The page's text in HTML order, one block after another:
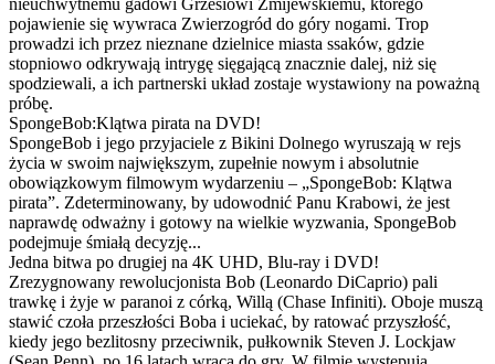
nieuchwytnemu gadowi Grzesiowi Żmijewskiemu, którego
pojawienie się wywraca Zwierzogród do góry nogami. Trop
prowadzi ich przez nieznane dzielnice miasta ssaków, gdzie
stopniowo odkrywają intrygę sięgającą znacznie dalej, niż się
spodziewali, a ich partnerski układ zostaje wystawiony na poważną
próbę.
SpongeBob:Klątwa pirata na DVD!
SpongeBob i jego przyjaciele z Bikini Dolnego wyruszają w rejs
życia w swoim największym, zupełnie nowym i absolutnie
obowiązkowym filmowym wydarzeniu – „SpongeBob: Klątwa
pirata”. Zdeterminowany, by udowodnić Panu Krabowi, że jest
naprawdę odważny i gotowy na wielkie wyzwania, SpongeBob
podejmuje śmiałą decyzję...
Jedna bitwa po drugiej na 4K UHD, Blu-ray i DVD!
Zrezygnowany rewolucjonista Bob (Leonardo DiCaprio) pali
trawkę i żyje w paranoi z córką, Willą (Chase Infiniti). Oboje muszą
stawić czoła przeszłości Boba i uciekać, by ratować przyszłość,
kiedy jego bezlitosny przeciwnik, pułkownik Steven J. Lockjaw